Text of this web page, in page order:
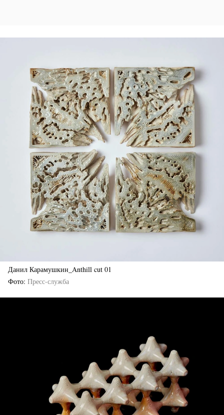
Данил Карамушкин_Anthill cut 01
Фото Пресс-служба